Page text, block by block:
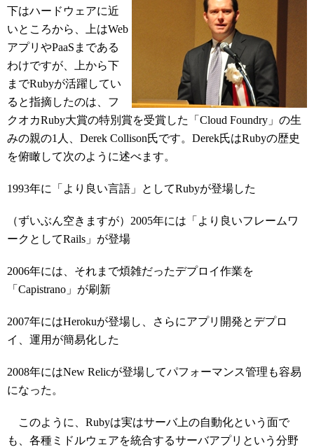
下はハードウェアに近
いところから、上はWeb
アプリやPaaSまである
わけですが、上から下
までRubyが活躍してい
ると指摘したのは、フ
クオカRuby大賞の特別賞を受賞した「Cloud Foundry」の生
みの親の1人、Derek Collison氏です。Derek氏はRubyの歴史
を俯瞰して次のように述べます。
1993年に「より良い言語」としてRubyが登場した
（ずいぶん空きますが）2005年には「より良いフレームワ
ークとしてRails」が登場
2006年には、それまで煩雑だったデプロイ作業を
「Capistrano」が刷新
2007年にはHerokuが登場し、さらにアプリ開発とデプロ
イ、運用が簡易化した
2008年にはNew Relicが登場してパフォーマンス管理も容易
になった。
このように、Rubyは実はサーバ上の自動化という面で
も、各種ミドルウェアを統合するサーバアプリという分野